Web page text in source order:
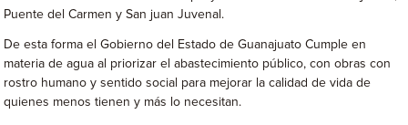
Puente del Carmen y San juan Juvenal.
De esta forma el Gobierno del Estado de Guanajuato Cumple en
materia de agua al priorizar el abastecimiento público, con obras con
rostro humano y sentido social para mejorar la calidad de vida de
quienes menos tienen y más lo necesitan.